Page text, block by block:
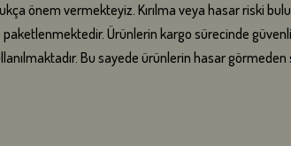
önem vermekteyiz. Kırılma veya hasar riski
Ürünlerin kargo sürecinde
Bu sayede ürünlerin hasar